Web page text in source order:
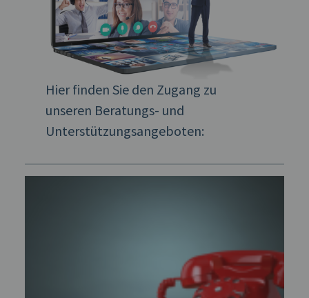
Hier finden Sie den Zugang zu
unseren Beratungs- und
Unterstützungsangeboten: